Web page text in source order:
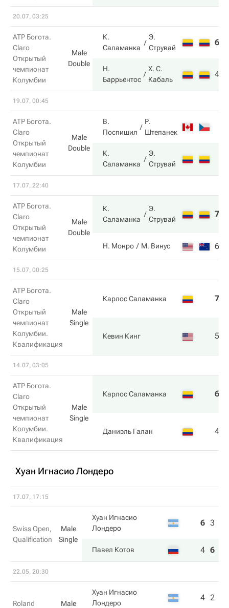
20.07, 03:25
ATP Богота.
Claro
Открытый
чемпионат
Колумбии
Male
Double
К.
Саламанка
Э.
Струвай
6
Н.
Баррьентос
Х. С.
Кабаль
4
19.07, 00:45
ATP Богота.
Claro
Открытый
чемпионат
Колумбии
Male
Double
В.
Поспишил
Р.
Штепанек
К.
Саламанка
Э.
Струвай
17.07, 22:40
ATP Богота.
Claro
Открытый
чемпионат
Колумбии
Male
Double
К.
Саламанка
Э.
Струвай
7
Н. Монро М. Винус 6
15.07, 00:25
ATP Богота.
Claro
Открытый
чемпионат
Колумбии.
Квалификация
Male
Single
Карлос Саламанка 7
Кевин Кинг 5
14.07, 03:05
ATP Богота.
Claro
Открытый
чемпионат
Колумбии.
Квалификация
Male
Single
Карлос Саламанка 6
Даниэль Галан 4
Хуан Игнасио Лондеро
17.07, 17:15
Swiss Open,
Qualification
Male
Single
Хуан Игнасио
Лондеро
6 3
Павел Котов 4 6
22.05, 20:30
Roland
Male
Хуан Игнасио
Лондеро
4 2